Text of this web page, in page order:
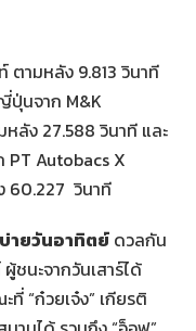
ตามหลัง 9.813 วินาที
ปุ่นจาก M&K
ลัง 27.588 วินาที และ
PT Autobacs X
60.227 วินาที
ายวันอาทิตย์ ดวลกัน
ชนะจากวันเสาร์ได้
“ก๋วยเจ๋ง” เกียรติ